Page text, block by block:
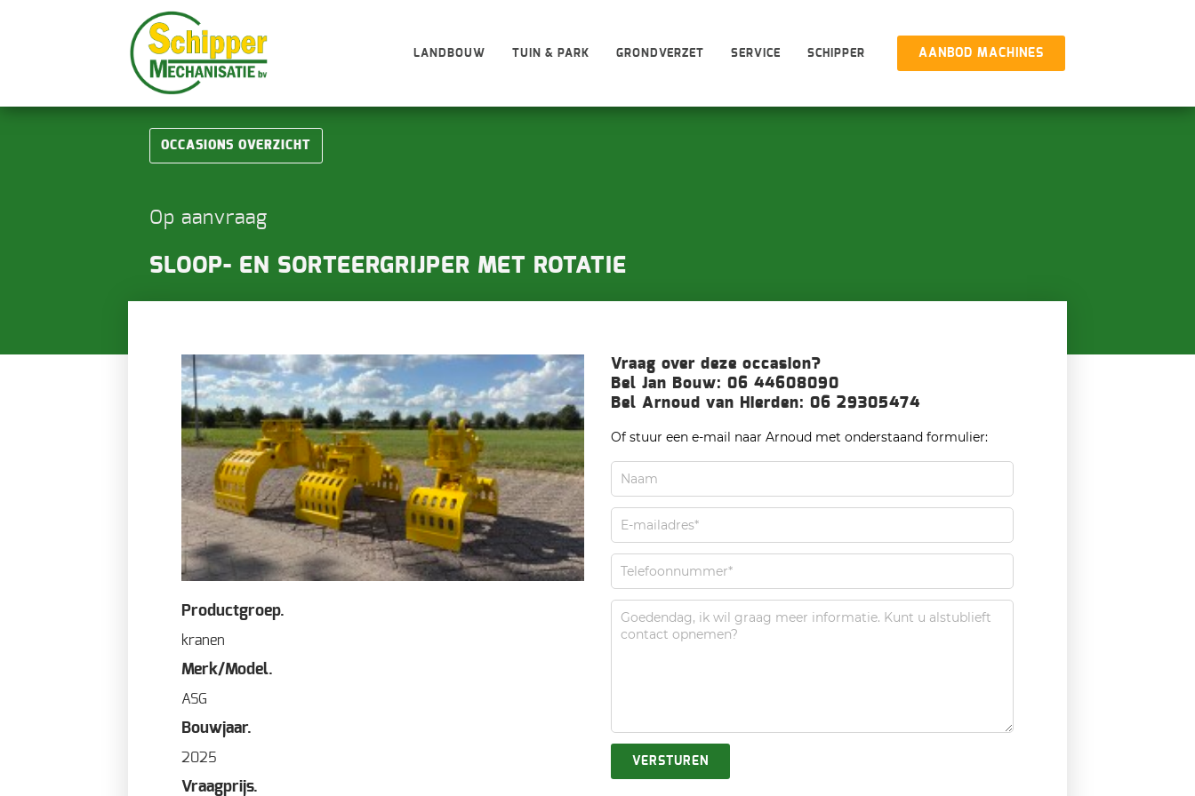
LANDBOUW TUIN & PARK GRONDVERZET SERVICE SCHIPPER AANBOD MACHINES
OCCASIONS OVERZICHT
Op aanvraag
SLOOP- EN SORTEERGRIJPER MET ROTATIE
Productgroep.
kranen
Merk/Model.
ASG
Bouwjaar.
2025
Vraagprijs.
Vraag over deze occasion?
Bel Jan Bouw: 06 44608090
Bel Arnoud van Hierden: 06 29305474
Of stuur een e-mail naar Arnoud met onderstaand formulier:
VERSTUREN